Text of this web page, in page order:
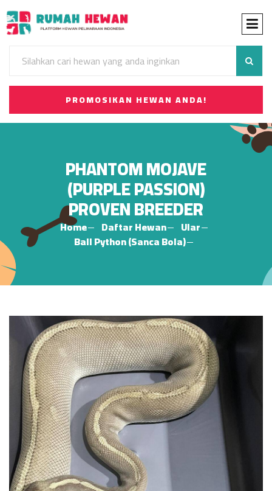
PROMOSIKAN HEWAN ANDA!
PHANTOM MOJAVE
(PURPLE PASSION)
PROVEN BREEDER
Home Daftar Hewan
Ular
Ball Python (Sanca Bola)